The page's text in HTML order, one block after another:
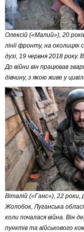
Олексій («Малий»), 20
лінії фронту, на
дузі, 19 червня 2018 року.
До війни він працював
дівчину, з якою живе у
Віталій («Ганс»), 22 роки,
Жолобок, Луганська
коли почалася війна. Він
пунктів та військового